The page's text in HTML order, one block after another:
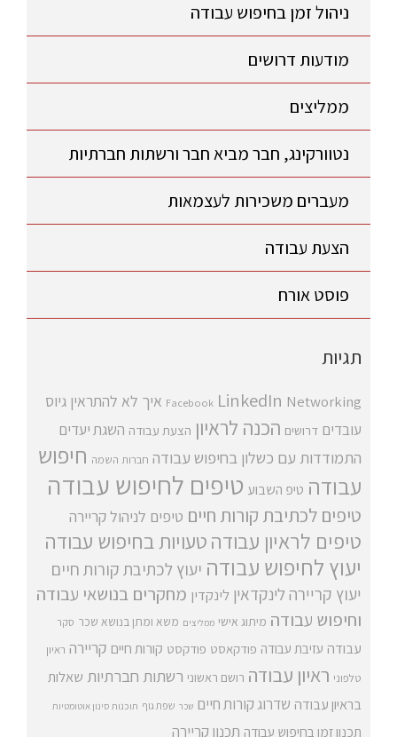
ניהול זמן בחיפוש עבודה
מודעות דרושים
ממליצים
נטוורקינג, חבר מביא חבר ורשתות חברתיות
מעברים משכירות לעצמאות
הצעת עבודה
פוסט אורח
תגיות
Facebook LinkedIn Networking איך לא להתראין גיוס
עובדים דרושים הכנה לראיון הצעת עבודה השגת יעדים
התמודדות עם כשלון בחיפוש עבודה חברות השמה חיפוש
עבודה טיפ השבוע טיפים לחיפוש עבודה
טיפים לכתיבת קורות חיים טיפים לניהול קריירה
טיפים לראיון עבודהטעויות בחיפוש עבודה
יעוץ לחיפוש עבודה יעוץ לכתיבת קורות חיים
יעוץ קריירה לינקדאין לינקדין מחקרים בנושאי עבודה
וחיפוש עבודה מיתוג אישי ממליצים משא ומתן בנושא שכר סקר
עבודה עזיבת עבודה פודקאסט פודקסט קורות חיים קריירה ראיון
טלפוני ראיון עבודה רושם ראשוני רשתות חברתיות שאלות
בראיון עבודה שדרוג קורות חיים שכר שפת גוף תוכנות סינון אוטומטיות
תכנון זמן בחיפוש עבודה תכנון קריירה